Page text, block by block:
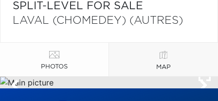
SPLIT-LEVEL FOR SALE
LAVAL (CHOMEDEY) (AUTRES)
PHOTOS MAP